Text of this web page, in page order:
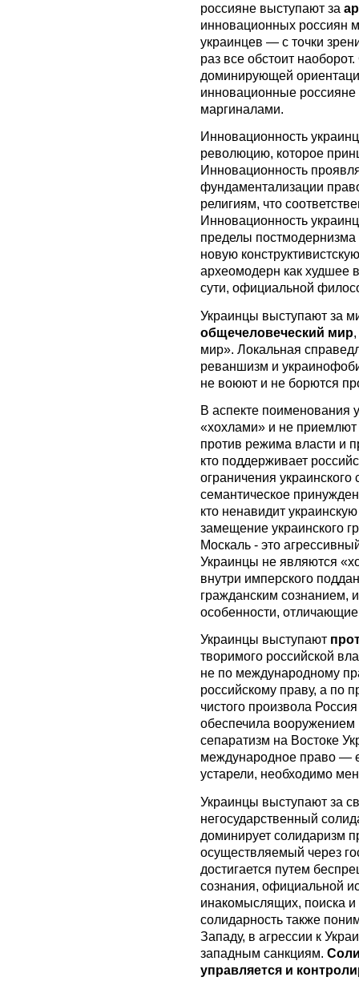
россияне выступают за
инновационных россиян
украинцев — с точки
раз все обстоит
доминирующей
инновационные
маргиналами.
Инновационность
революцию, которое
Инновационность
фундаментализации
религиям, что
Инновационность
пределы постмодернизма
новую
археомодерн как худшее
сути, официальной
Украинцы выступают за
общечеловеческий мир
мир». Локальная
реваншизм и
не воюют и не борются
В аспекте поименования
«хохлами» и не
против режима власти и
кто поддерживает
ограничения
семантическое
кто ненавидит
замещение украинского
Москаль - это
Украинцы не являются
внутри имперского
гражданским сознанием,
особенности,
Украинцы выступают
творимого российской
не по международному
российскому праву, а по
чистого произвола
обеспечила
сепаратизм на Востоке
международное право —
устарели, необходимо
Украинцы выступают за
негосударственный
доминирует солидаризм
осуществляемый через
достигается путем
сознания, официальной
инакомыслящих, поиска
солидарность также
Западу, в агрессии к
западным санкциям.
управляется и